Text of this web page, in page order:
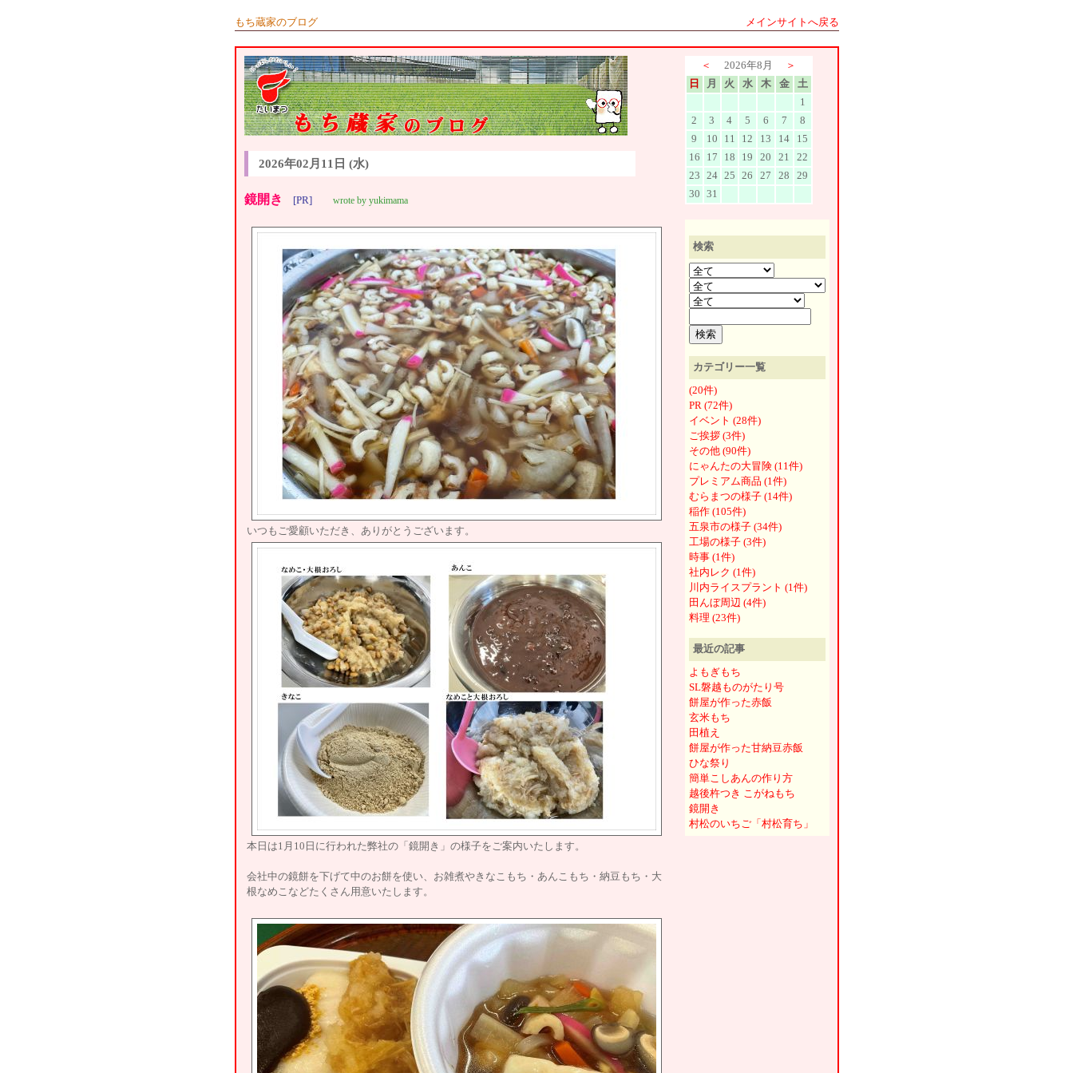
もち蔵家のブログ メインサイトへ戻る
2026年02月11日 (水)
鏡開き [PR] wrote by yukimama
いつもご愛顧いただき、ありがとうございます。
本日は1月10日に行われた弊社の「鏡開き」の様子をご案内いたします。
会社中の鏡餅を下げて中のお餅を使い、お雑煮やきなこもち・あんこもち・納豆もち・大
根なめこなどたくさん用意いたします。
＜ 2026年8月
＞
日
月 火 水 木 金
土
1
2
3 4 5 6 7
8
9
10 11 12 13 14
15
16
17 18 19 20 21
22
23
24 25 26 27 28
29
30
31
検索
カテゴリー一覧
(20件)
PR (72件)
イベント (28件)
ご挨拶 (3件)
その他 (90件)
にゃんたの大冒険 (11件)
プレミアム商品 (1件)
むらまつの様子 (14件)
稲作 (105件)
五泉市の様子 (34件)
工場の様子 (3件)
時事 (1件)
社内レク (1件)
川内ライスプラント (1件)
田んぼ周辺 (4件)
料理 (23件)
最近の記事
よもぎもち
SL磐越ものがたり号
餅屋が作った赤飯
玄米もち
田植え
餅屋が作った甘納豆赤飯
ひな祭り
簡単こしあんの作り方
越後杵つき こがねもち
鏡開き
村松のいちご「村松育ち」